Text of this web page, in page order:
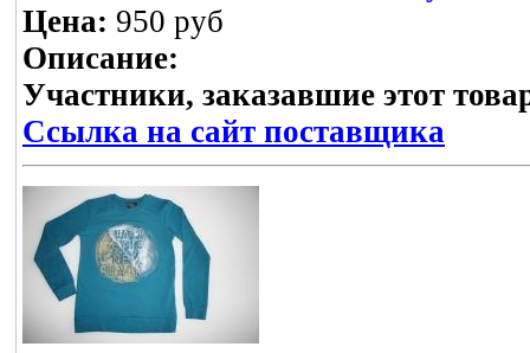
Цена: 950 руб
Описание:
Участники, заказавшие этот
Ссылка на сайт поставщика